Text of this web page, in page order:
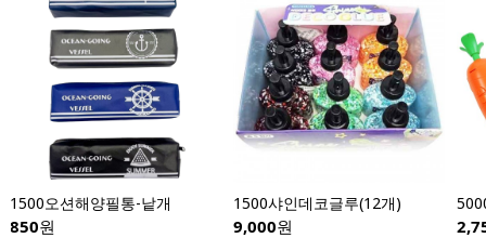
1500오션해양필통-낱개
850원
1500샤인데코글루(12개)
9,000원